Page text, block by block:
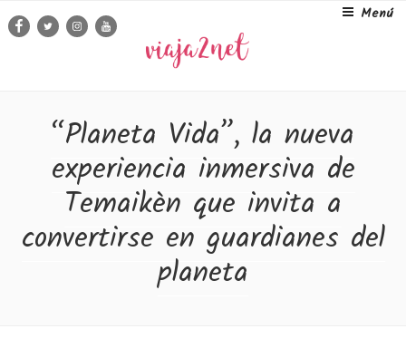
al
Menú
Facebook
TwitterInstagram
Youtube
“Planeta Vida”, la nueva
experiencia inmersiva de
Temaikèn que invita a
convertirse en guardianes del
planeta